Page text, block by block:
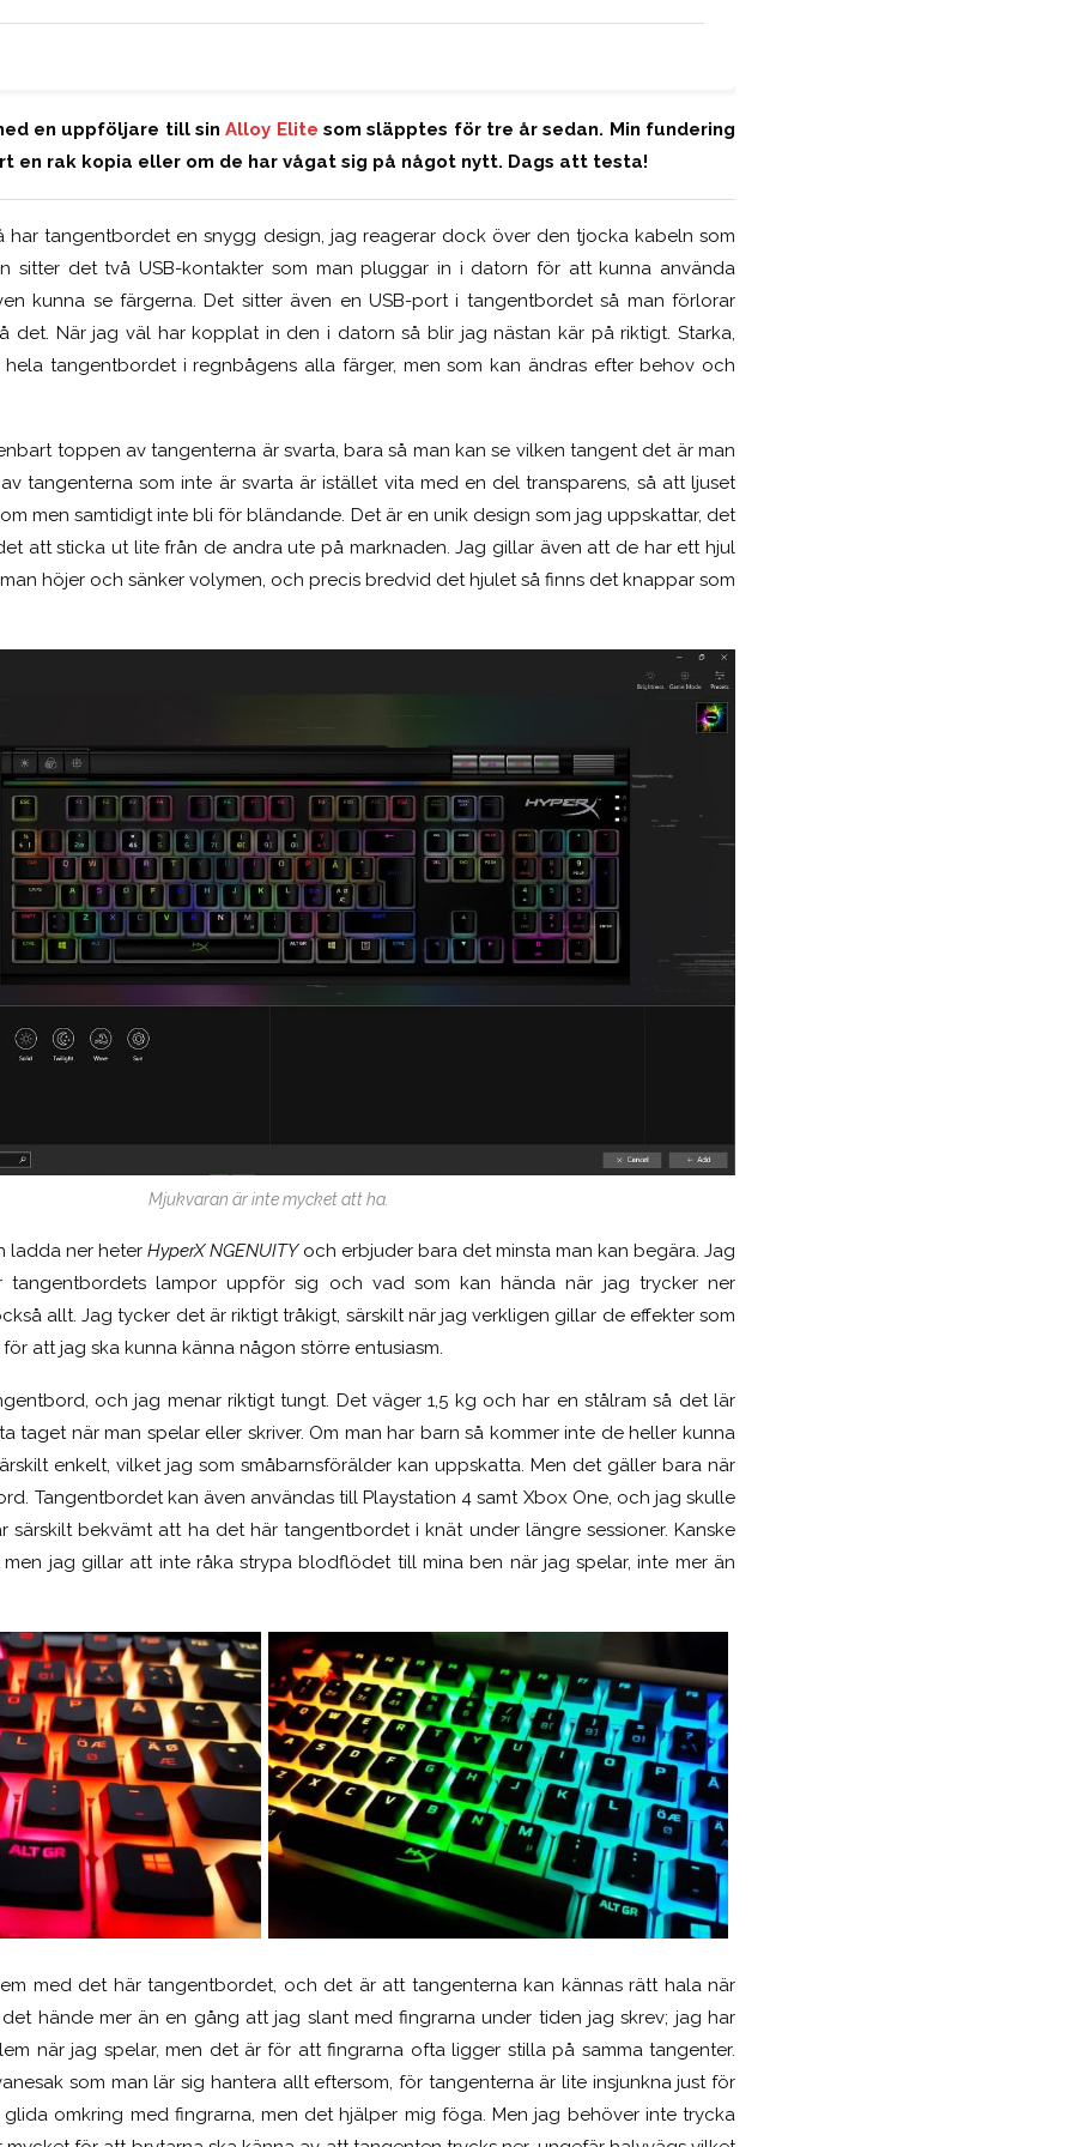
en uppföljare till sinAlloy Elite som släpptes för tre år sedan. Min fundering
en rak kopia eller om de har vågat sig på något nytt. Dags att testa!
har tangentbordet en snygg design, jag reagerar dock över den tjocka kabeln som
sitter det två USB-kontakter som man pluggar in i datorn för att kunna använda
kunna se färgerna. Det sitter även en USB-port i tangentbordet så man förlorar
det. När jag väl har kopplat in den i datorn så blir jag nästan kär på riktigt. Starka,
tangentbordet i regnbågens alla färger, men som kan ändras efter behov och
toppen av tangenterna är svarta, bara så man kan se vilken tangent det är man
tangenterna som inte är svarta är istället vita med en del transparens, så att ljuset
men samtidigt inte bli för bländande. Det är en unik design som jag uppskattar, det
att sticka ut lite från de andra ute på marknaden. Jag gillar även att de har ett hjul
höjer och sänker volymen, och precis bredvid det hjulet så finns det knappar som
Mjukvaran är inte mycket att ha.
ladda ner heter HyperX NGENUITYoch erbjuder bara det minsta man kan begära. Jag
tangentbordets lampor uppför sig och vad som kan hända när jag trycker ner
allt. Jag tycker det är riktigt tråkigt, särskilt när jag verkligen gillar de effekter som
att jag ska kunna känna någon större entusiasm.
och jag menar riktigt tungt. Det väger 1,5 kg och har en stålram så det lär
taget när man spelar eller skriver. Om man har barn så kommer inte de heller kunna
enkelt, vilket jag som småbarnsförälder kan uppskatta. Men det gäller bara när
Tangentbordet kan även användas till Playstation 4 samt Xbox One, och jag skulle
särskilt bekvämt att ha det här tangentbordet i knät under längre sessioner. Kanske
men jag gillar att inte råka strypa blodflödet till mina ben när jag spelar, inte mer än
med det här tangentbordet, och det är att tangenterna kan kännas rätt hala när
det hände mer än en gång att jag slant med fingrarna under tiden jag skrev; jag har
när jag spelar, men det är för att fingrarna ofta ligger stilla på samma tangenter.
som man lär sig hantera allt eftersom, för tangenterna är lite insjunkna just för
omkring med fingrarna, men det hjälper mig föga. Men jag behöver inte trycka